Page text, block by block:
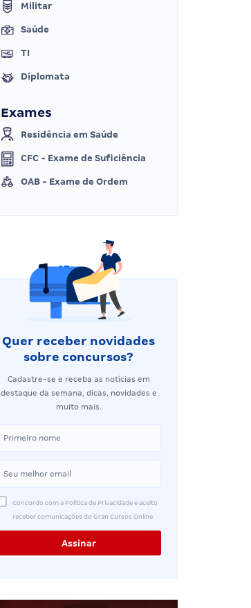
Militar
Saúde
TI
Diplomata
Exames
Residência em Saúde
CFC - Exame de Suficiência
OAB - Exame de Ordem
Quer receber novidades
sobre concursos?
Cadastre-se e receba as notícias em
destaque da semana, dicas, novidades e
muito mais.
Concordo com a Política de Privacidade e aceito
receber comunicações do Gran Cursos Online.